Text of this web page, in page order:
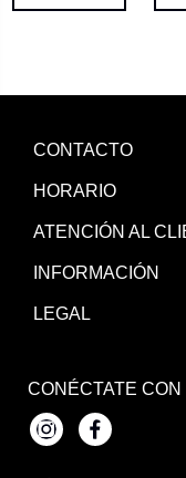
CONTACTO
HORARIO
ATENCIÓN AL
INFORMACIÓN
LEGAL
CONÉCTATE
InstagramFacebook